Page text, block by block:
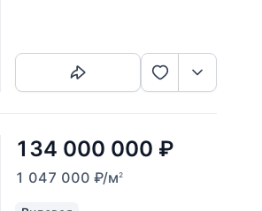
134 000 000 ₽
1 047 000 ₽/м2